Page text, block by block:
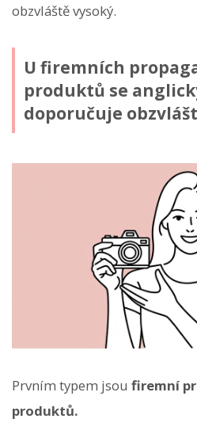
obzvláště vysoký.
U firemních
produktů se
doporučuje
Prvním typem jsou firemní
produktů.